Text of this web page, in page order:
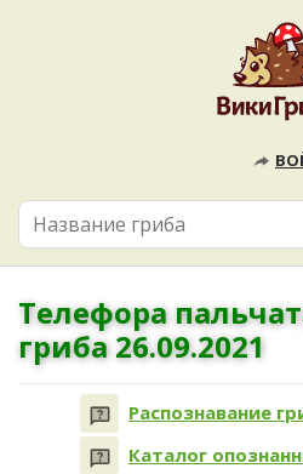
Телефора
гриба 26.09.2021
Распознавание
Каталог